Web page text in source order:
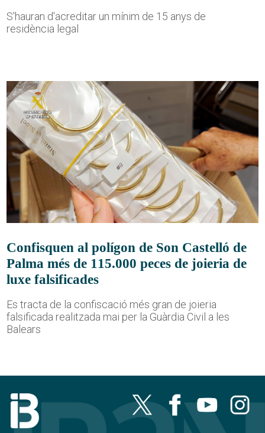
S'hauran d'acreditar un mínim de 15 anys de
residència legal
Confisquen al polígon de Son Castelló de
Palma més de 115.000 peces de joieria de
luxe falsificades
Es tracta de la confiscació més gran de joieria
falsificada realitzada mai per la Guàrdia Civil a les
Balears